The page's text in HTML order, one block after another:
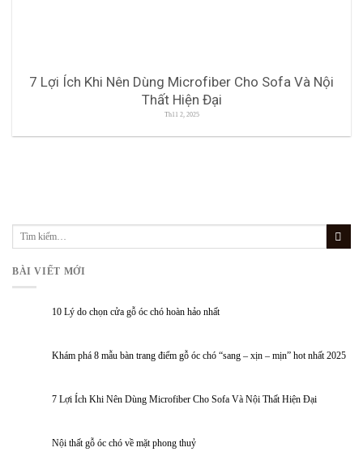
7 Lợi Ích Khi Nên Dùng Microfiber Cho Sofa Và Nội
Thất Hiện Đại
Th11 2, 2025
BÀI VIẾT MỚI
10 Lý do chọn cửa gỗ óc chó hoàn hảo nhất
Khám phá 8 mẫu bàn trang điểm gỗ óc chó “sang – xịn – mịn” hot nhất 2025
7 Lợi Ích Khi Nên Dùng Microfiber Cho Sofa Và Nội Thất Hiện Đại
Nội thất gỗ óc chó về mặt phong thuỷ